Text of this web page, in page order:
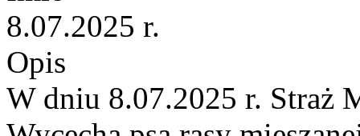
8.07.2025 r.
Opis
W dniu 8.07.2025 r. Straż